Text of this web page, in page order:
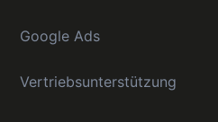
Google Ads
Vertriebsunterstützung